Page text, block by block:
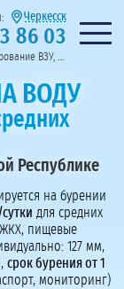
с 9:00 до 19:00
мне!
Черкесск
86 03 Нужна
ГидроСервис - лицензирование, бурение скважин, проектирование ВЗУ, системы водоподготовки
ВОДУ
Республике
на бурении
для средних
ЖКХ, пищевые
127 мм,
срок бурения от 1
мониторинг)